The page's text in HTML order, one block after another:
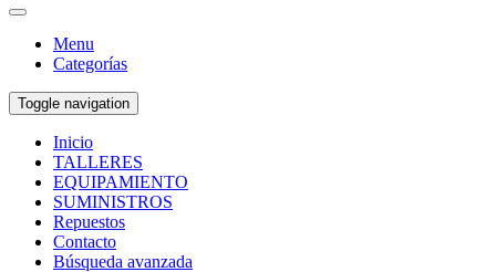
Menu
Categorías
Toggle navigation
Inicio
TALLERES
EQUIPAMIENTO
SUMINISTROS
Repuestos
Contacto
Búsqueda avanzada